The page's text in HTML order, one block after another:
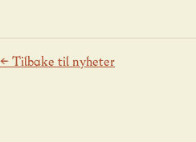
← Tilbake til nyheter